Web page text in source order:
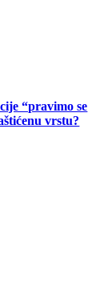
“pravimo se
vrstu?